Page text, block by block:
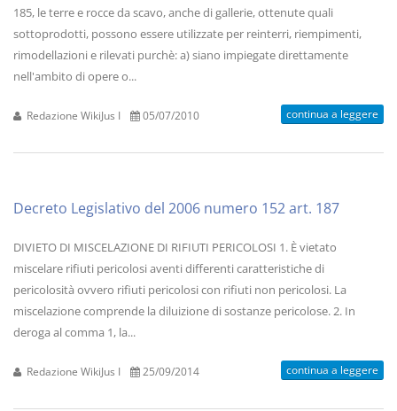
185, le terre e rocce da scavo, anche di gallerie, ottenute quali
sottoprodotti, possono essere utilizzate per reinterri, riempimenti,
rimodellazioni e rilevati purchè: a) siano impiegate direttamente
nell'ambito di opere o...
Redazione WikiJus I 05/07/2010 continua a leggere
Decreto Legislativo del 2006 numero 152 art. 187
DIVIETO DI MISCELAZIONE DI RIFIUTI PERICOLOSI 1. È vietato
miscelare rifiuti pericolosi aventi differenti caratteristiche di
pericolosità ovvero rifiuti pericolosi con rifiuti non pericolosi. La
miscelazione comprende la diluizione di sostanze pericolose. 2. In
deroga al comma 1, la...
Redazione WikiJus I 25/09/2014 continua a leggere